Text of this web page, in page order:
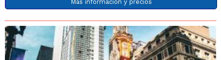
Más información y precios